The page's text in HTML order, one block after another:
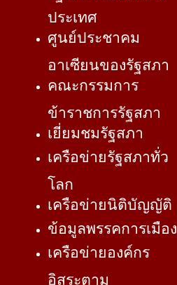
ประเทศ
ศูนย์ประชาคม
อาเซียนของรัฐสภา
คณะกรรมการ
ข้าราชการรัฐสภา
เยี่ยมชมรัฐสภา
เครือข่ายรัฐสภาทั่ว
โลก
เครือข่ายนิติบัญญัติ
ข้อมูลพรรคการเมือง
เครือข่ายองค์กร
อิสระตาม